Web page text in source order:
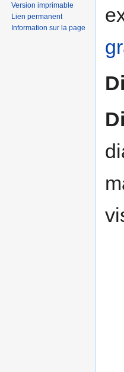
Version imprimable
Lien permanent
Information sur la page